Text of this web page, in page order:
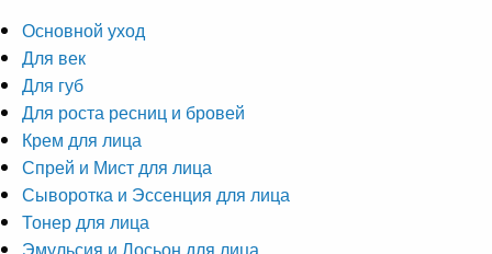
Основной уход
Для век
Для губ
Для роста ресниц и бровей
Крем для лица
Спрей и Мист для лица
Сыворотка и Эссенция для лица
Тонер для лица